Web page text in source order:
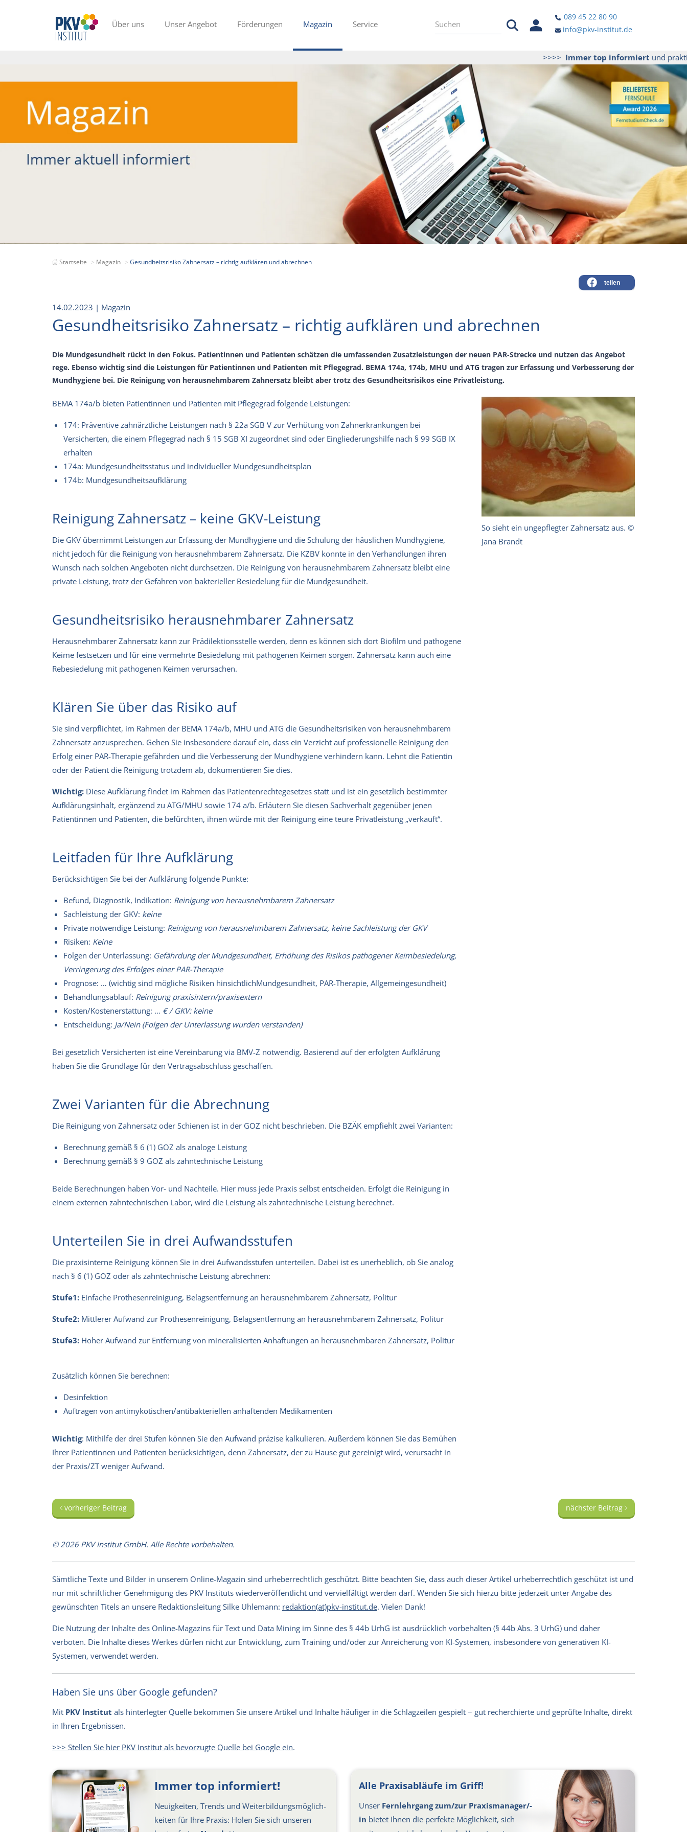
Über uns Unser Angebot Förderungen Magazin Service
089 45 22 80 90
info@pkv-institut.de
Immer top informiertund praktische
Startseite Magazin Gesundheitsrisiko Zahnersatz – richtig aufklären und abrechnen
teilen
14.02.2023 | Magazin
Gesundheitsrisiko Zahnersatz – richtig aufklären und abrechnen
Die Mundgesundheit rückt in den Fokus. Patientinnen und Patienten schätzen die umfassenden Zusatzleistungen der neuen PAR-Strecke und nutzen das Angebot
rege. Ebenso wichtig sind die Leistungen für Patientinnen und Patienten mit Pflegegrad. BEMA 174a, 174b, MHU und ATG tragen zur Erfassung und Verbesserung der
Mundhygiene bei. Die Reinigung von herausnehmbarem Zahnersatz bleibt aber trotz des Gesundheitsrisikos eine Privatleistung.
So sieht ein ungepflegter Zahnersatz aus. ©
Jana Brandt
BEMA 174a/b bieten Patientinnen und Patienten mit Pflegegrad folgende Leistungen:
174: Präventive zahnärztliche Leistungen nach § 22a SGB V zur Verhütung von Zahnerkrankungen bei
Versicherten, die einem Pflegegrad nach § 15 SGB XI zugeordnet sind oder Eingliederungshilfe nach § 99 SGB IX
erhalten
174a: Mundgesundheitsstatus und individueller Mundgesundheitsplan
174b: Mundgesundheitsaufklärung
Reinigung Zahnersatz – keine GKV-Leistung
Die GKV übernimmt Leistungen zur Erfassung der Mundhygiene und die Schulung der häuslichen Mundhygiene,
nicht jedoch für die Reinigung von herausnehmbarem Zahnersatz. Die KZBV konnte in den Verhandlungen ihren
Wunsch nach solchen Angeboten nicht durchsetzen. Die Reinigung von herausnehmbarem Zahnersatz bleibt eine
private Leistung, trotz der Gefahren von bakterieller Besiedelung für die Mundgesundheit.
Gesundheitsrisiko herausnehmbarer Zahnersatz
Herausnehmbarer Zahnersatz kann zur Prädilektionsstelle werden, denn es können sich dort Biofilm und pathogene
Keime festsetzen und für eine vermehrte Besiedelung mit pathogenen Keimen sorgen. Zahnersatz kann auch eine
Rebesiedelung mit pathogenen Keimen verursachen.
Klären Sie über das Risiko auf
Sie sind verpflichtet, im Rahmen der BEMA 174a/b, MHU und ATG die Gesundheitsrisiken von herausnehmbarem
Zahnersatz anzusprechen. Gehen Sie insbesondere darauf ein, dass ein Verzicht auf professionelle Reinigung den
Erfolg einer PAR-Therapie gefährden und die Verbesserung der Mundhygiene verhindern kann. Lehnt die Patientin
oder der Patient die Reinigung trotzdem ab, dokumentieren Sie dies.
Wichtig: Diese Aufklärung findet im Rahmen das Patientenrechtegesetzes statt und ist ein gesetzlich bestimmter
Aufklärungsinhalt, ergänzend zu ATG/MHU sowie 174 a/b. Erläutern Sie diesen Sachverhalt gegenüber jenen
Patientinnen und Patienten, die befürchten, ihnen würde mit der Reinigung eine teure Privatleistung „verkauft“.
Leitfaden für Ihre Aufklärung
Berücksichtigen Sie bei der Aufklärung folgende Punkte:
Befund, Diagnostik, Indikation: Reinigung von herausnehmbarem Zahnersatz
Sachleistung der GKV: keine
Private notwendige Leistung: Reinigung von herausnehmbarem Zahnersatz, keine Sachleistung der GKV
Risiken: Keine
Folgen der Unterlassung: Gefährdung der Mundgesundheit, Erhöhung des Risikos pathogener Keimbesiedelung,
Verringerung des Erfolges einer PAR-Therapie
Prognose: … (wichtig sind mögliche Risiken hinsichtlichMundgesundheit, PAR-Therapie, Allgemeingesundheit)
Behandlungsablauf: Reinigung praxisintern/praxisextern
Kosten/Kostenerstattung: … € / GKV: keine
Entscheidung: Ja/Nein (Folgen der Unterlassung wurden verstanden)
Bei gesetzlich Versicherten ist eine Vereinbarung via BMV-Z notwendig. Basierend auf der erfolgten Aufklärung
haben Sie die Grundlage für den Vertragsabschluss geschaffen.
Zwei Varianten für die Abrechnung
Die Reinigung von Zahnersatz oder Schienen ist in der GOZ nicht beschrieben. Die BZÄK empfiehlt zwei Varianten:
Berechnung gemäß § 6 (1) GOZ als analoge Leistung
Berechnung gemäß § 9 GOZ als zahntechnische Leistung
Beide Berechnungen haben Vor- und Nachteile. Hier muss jede Praxis selbst entscheiden. Erfolgt die Reinigung in
einem externen zahntechnischen Labor, wird die Leistung als zahntechnische Leistung berechnet.
Unterteilen Sie in drei Aufwandsstufen
Die praxisinterne Reinigung können Sie in drei Aufwandsstufen unterteilen. Dabei ist es unerheblich, ob Sie analog
nach § 6 (1) GOZ oder als zahntechnische Leistung abrechnen:
Stufe1: Einfache Prothesenreinigung, Belagsentfernung an herausnehmbarem Zahnersatz, Politur
Stufe2: Mittlerer Aufwand zur Prothesenreinigung, Belagsentfernung an herausnehmbarem Zahnersatz, Politur
Stufe3: Hoher Aufwand zur Entfernung von mineralisierten Anhaftungen an herausnehmbaren Zahnersatz, Politur
Zusätzlich können Sie berechnen:
Desinfektion
Auftragen von antimykotischen/antibakteriellen anhaftenden Medikamenten
Wichtig: Mithilfe der drei Stufen können Sie den Aufwand präzise kalkulieren. Außerdem können Sie das Bemühen
Ihrer Patientinnen und Patienten berücksichtigen, denn Zahnersatz, der zu Hause gut gereinigt wird, verursacht in
der Praxis/ZT weniger Aufwand.
vorheriger Beitrag nächster Beitrag
© 2026 PKV Institut GmbH. Alle Rechte vorbehalten.
Sämtliche Texte und Bilder in unserem Online-Magazin sind urheberrechtlich geschützt. Bitte beachten Sie, dass auch dieser Artikel urheberrechtlich geschützt ist und
nur mit schriftlicher Genehmigung des PKV Instituts wiederveröffentlicht und vervielfältigt werden darf. Wenden Sie sich hierzu bitte jederzeit unter Angabe des
gewünschten Titels an unsere Redaktionsleitung Silke Uhlemann: redaktion(at)pkv-institut.de. Vielen Dank!
Die Nutzung der Inhalte des Online-Magazins für Text und Data Mining im Sinne des § 44b UrhG ist ausdrücklich vorbehalten (§ 44b Abs. 3 UrhG) und daher
verboten. Die Inhalte dieses Werkes dürfen nicht zur Entwicklung, zum Training und/oder zur Anreicherung von KI-Systemen, insbesondere von generativen KI-
Systemen, verwendet werden.
Haben Sie uns über Google gefunden?
Mit PKV Institut als hinterlegter Quelle bekommen Sie unsere Artikel und Inhalte häufiger in die Schlagzeilen gespielt − gut recherchierte und geprüfte Inhalte, direkt
in Ihren Ergebnissen.
>>> Stellen Sie hier PKV Institut als bevorzugte Quelle bei Google ein.
Immer top informiert!
Neuigkeiten, Trends und Weiter­bil­dungs­möglich­
keiten für Ihre Praxis: Holen Sie sich unseren
Alle Praxisabläufe im Griff!
Unser Fernlehrgang zum/zur Praxismanager/-
in bietet Ihnen die perfekte Möglichkeit, sich